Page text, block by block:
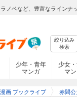
ノベなど、豊富なラインナ
絞り込み
検索
少年・青年
マンガ
少女
マ
画 ブックライブ 赤間